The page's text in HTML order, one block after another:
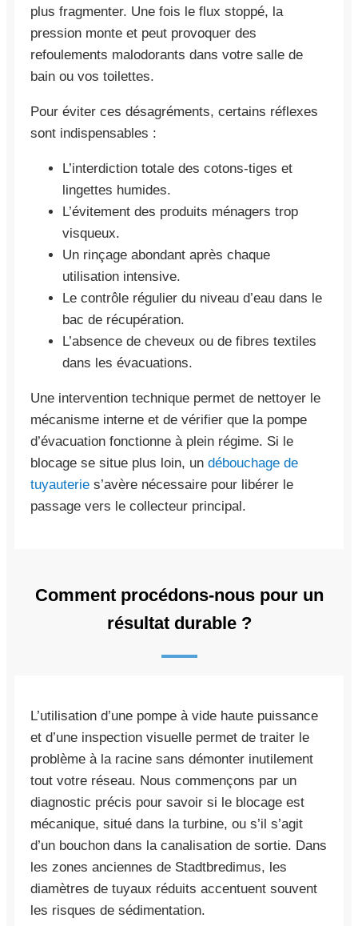
plus fragmenter. Une fois le flux stoppé, la
pression monte et peut provoquer des
refoulements malodorants dans votre salle de
bain ou vos toilettes.
Pour éviter ces désagréments, certains réflexes
sont indispensables :
L’interdiction totale des cotons-tiges et
lingettes humides.
L’évitement des produits ménagers trop
visqueux.
Un rinçage abondant après chaque
utilisation intensive.
Le contrôle régulier du niveau d’eau dans le
bac de récupération.
L’absence de cheveux ou de fibres textiles
dans les évacuations.
Une intervention technique permet de nettoyer le
mécanisme interne et de vérifier que la pompe
d’évacuation fonctionne à plein régime. Si le
blocage se situe plus loin, un débouchage de
tuyauterie s’avère nécessaire pour libérer le
passage vers le collecteur principal.
Comment procédons-nous pour un
résultat durable ?
L’utilisation d’une pompe à vide haute puissance
et d’une inspection visuelle permet de traiter le
problème à la racine sans démonter inutilement
tout votre réseau. Nous commençons par un
diagnostic précis pour savoir si le blocage est
mécanique, situé dans la turbine, ou s’il s’agit
d’un bouchon dans la canalisation de sortie. Dans
les zones anciennes de Stadtbredimus, les
diamètres de tuyaux réduits accentuent souvent
les risques de sédimentation.